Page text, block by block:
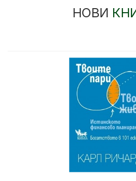
НОВИ